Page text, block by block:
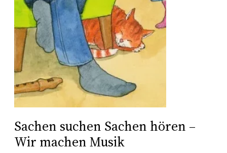
Sachen suchen Sachen hören –
Wir machen Musik